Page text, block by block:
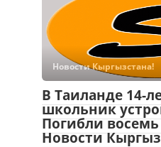
Новости Кыргызстана!
В Таиланде 14-
школьник
Погибли
Новости